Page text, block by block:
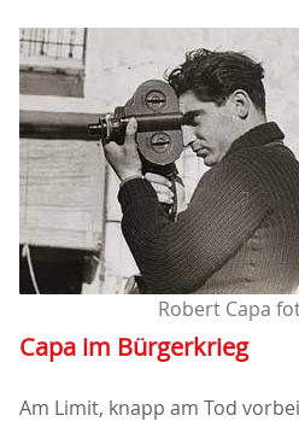
Robert Capa
Capa im Bürgerkrieg
Am Limit, knapp am Tod